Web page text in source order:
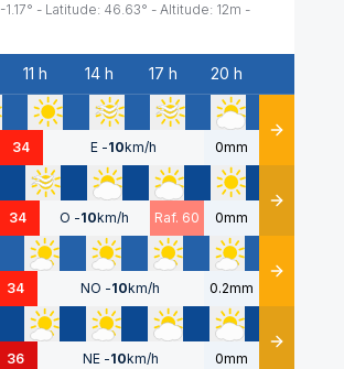
-1.17° - Latitude: 46.63° - Altitude: 12m -
11 h 14 h 17 h 20 h
34 E -10km/h 0mm Détails
34 O -10km/h Raf. 60 0mm Détails
34 NO -10km/h 0.2mm Détails
36 NE -10km/h 0mm Détails